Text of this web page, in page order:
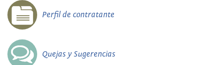
Perfil de contratante
Quejas y Sugerencias